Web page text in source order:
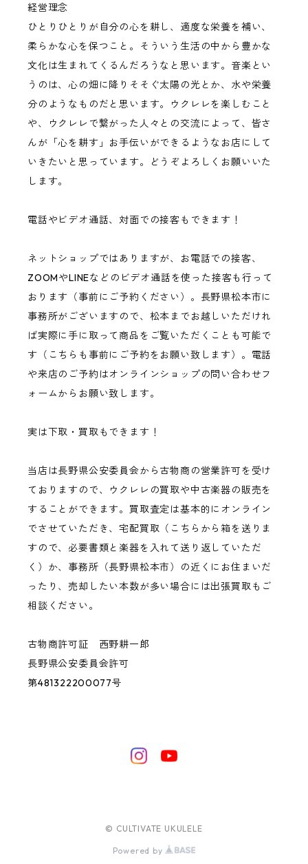
経営理念
ひとりひとりが自分の心を耕し、適度な栄養を補い、
柔らかな心を保つこと。そういう生活の中から豊かな
文化は生まれてくるんだろうなと思います。音楽とい
うのは、心の畑に降りそそぐ太陽の光とか、水や栄養
分のようなものだと思います。ウクレレを楽しむこと
や、ウクレレで繋がった人々との交流によって、皆さ
んが「心を耕す」お手伝いができるようなお店にして
いきたいと思っています。どうぞよろしくお願いいた
します。
電話やビデオ通話、対面での接客もできます！
ネットショップではありますが、お電話での接客、
ZOOMやLINEなどのビデオ通話を使った接客も行って
おります（事前にご予約ください）。長野県松本市に
事務所がございますので、松本までお越しいただけれ
ば実際に手に取って商品をご覧いただくことも可能で
す（こちらも事前にご予約をお願い致します）。電話
や来店のご予約はオンラインショップの問い合わせフ
ォームからお願い致します。
実は下取・買取もできます！
当店は長野県公安委員会から古物商の営業許可を受け
ておりますので、ウクレレの買取や中古楽器の販売を
することができます。買取査定は基本的にオンライン
でさせていただき、宅配買取（こちらから箱を送りま
すので、必要書類と楽器を入れて送り返していただ
く）か、事務所（長野県松本市）の近くにお住まいだ
ったり、売却したい本数が多い場合には出張買取もご
相談ください。
古物商許可証 西野耕一郎
長野県公安委員会許可
第481322200077号
© CULTIVATE UKULELE
Powered by